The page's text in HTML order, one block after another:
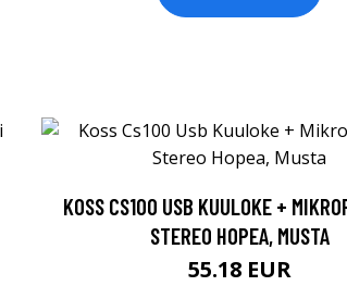
KOSS CS100 USB KUULOKE +
STEREO HOPEA, MUSTA
55.18 EUR